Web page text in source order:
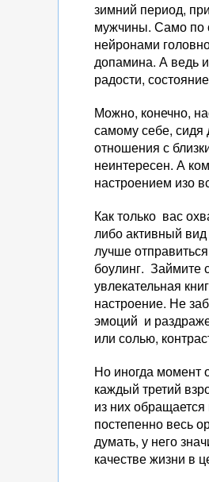
зимний период,
мужчины. Само по
нейронами
допамина. А ведь
радости,
Можно, конечно,
самому себе,
отношения с
неинтересен. А
настроением изо
Как только вас
либо активный
лучше
боулинг. Займите
увлекательная
настроение. Не
эмоций и
или солью,
Но иногда момент
каждый третий
из них
постепенно весь
думать, у него
качестве жизни в